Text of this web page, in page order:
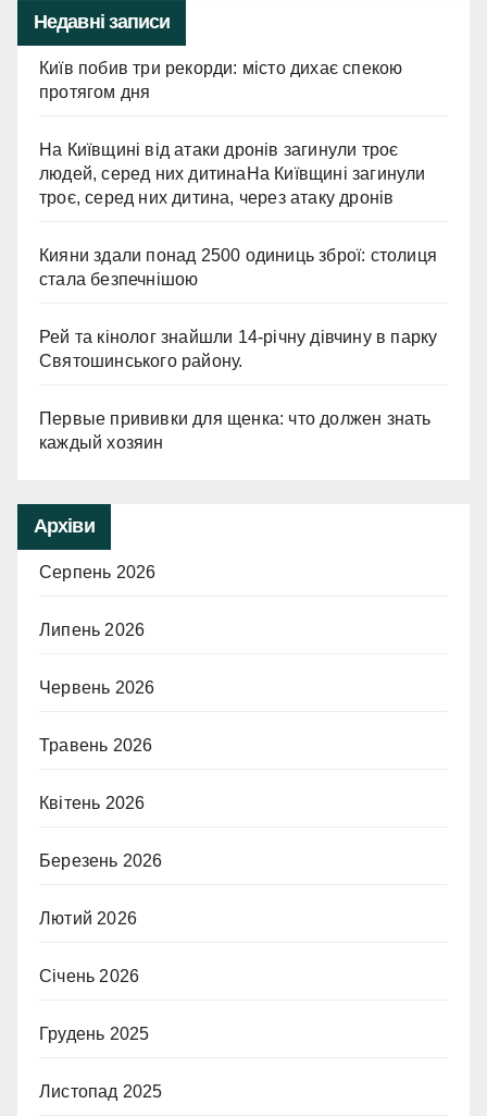
Недавні записи
Київ побив три рекорди: місто дихає спекою
протягом дня
На Київщині від атаки дронів загинули троє
людей, серед них дитинаНа Київщині загинули
троє, серед них дитина, через атаку дронів
Кияни здали понад 2500 одиниць зброї: столиця
стала безпечнішою
Рей та кінолог знайшли 14-річну дівчину в парку
Святошинського району.
Первые прививки для щенка: что должен знать
каждый хозяин
Архіви
Серпень 2026
Липень 2026
Червень 2026
Травень 2026
Квітень 2026
Березень 2026
Лютий 2026
Січень 2026
Грудень 2025
Листопад 2025